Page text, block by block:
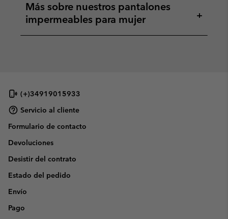
Más sobre nuestros pantalones
impermeables para mujer
+
(+)34919015933
Servicio al cliente
Formulario de contacto
Devoluciones
Desistir del contrato
Estado del pedido
Envío
Pago